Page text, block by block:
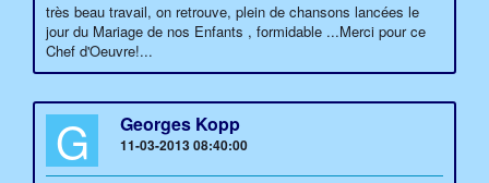
très beau travail, on retrouve, plein de chansons lancées le
jour du Mariage de nos Enfants , formidable ...Merci pour ce
Chef d'Oeuvre!...
G Georges Kopp
11-03-2013 08:40:00